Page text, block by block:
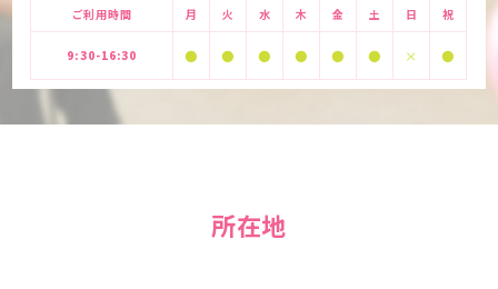
ご利用時間 月 火 水 木 金 土 日 祝
9:30-16:30 ● ● ● ● ● ● × ●
所在地